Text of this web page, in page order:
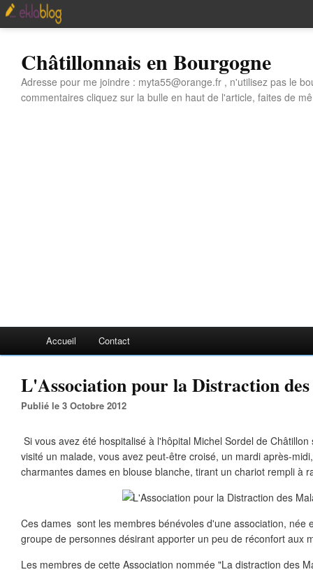
Châtillonnais en Bourgogne
Adresse pour me joindre : myta55@orange.fr , n'utilisez pas le
commentaires cliquez sur la bulle en haut de l'article, faites de
Accueil Contact
L'Association pour la Distraction
Publié le 3 Octobre 2012
Si vous avez été hospitalisé à l'hôpital Michel Sordel de
visité un malade, vous avez peut-être croisé, un mardi après-
charmantes dames en blouse blanche, tirant un chariot rempli à
Ces dames sont les membres bénévoles d'une association, née
groupe de personnes désirant apporter un peu de réconfort aux
Les membres de cette Association nommée "La distraction des